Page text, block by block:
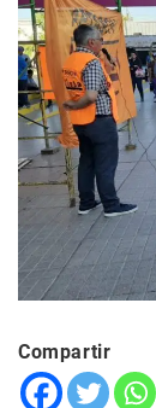
Compartir